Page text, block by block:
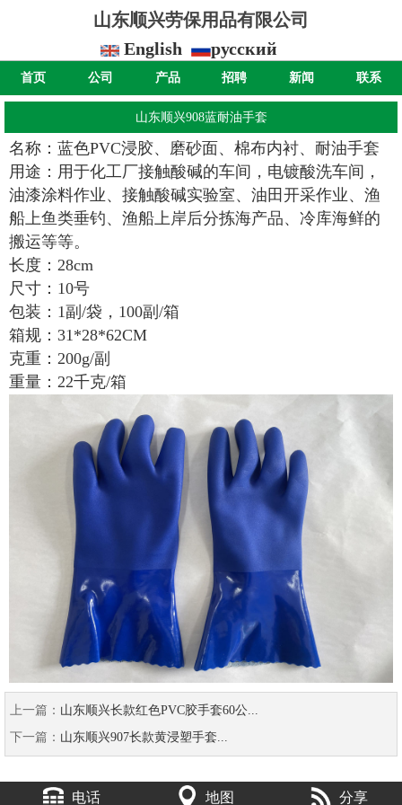
山东顺兴劳保用品有限公司
English
русский
首页 公司 产品 招聘 新闻 联系
山东顺兴908蓝耐油手套
名称：蓝色PVC浸胶、磨砂面、棉布内衬、耐油手套
用途：用于化工厂接触酸碱的车间，电镀酸洗车间，
油漆涂料作业、接触酸碱实验室、油田开采作业、渔
船上鱼类垂钓、渔船上岸后分拣海产品、冷库海鲜的
搬运等等。
长度：28cm
尺寸：10号
包装：1副/袋，100副/箱
箱规：31*28*62CM
克重：200g/副
重量：22千克/箱
上一篇： 山东顺兴长款红色PVC胶手套60公...
下一篇： 山东顺兴907长款黄浸塑手套...
电话 地图 分享